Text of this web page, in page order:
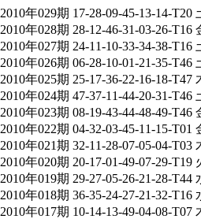
2010年029期 17-28-09-45-13-14-T20
2010年028期 28-12-46-31-03-26-T16
2010年027期 24-11-10-33-34-38-T16
2010年026期 06-28-10-01-21-35-T46
2010年025期 25-17-36-22-16-18-T47
2010年024期 47-37-11-44-20-31-T46
2010年023期 08-19-43-44-48-49-T46
2010年022期 04-32-03-45-11-15-T01
2010年021期 32-11-28-07-05-04-T03
2010年020期 20-17-01-49-07-29-T19
2010年019期 29-27-05-26-21-28-T44
2010年018期 36-35-24-27-21-32-T16
2010年017期 10-14-13-49-04-08-T07